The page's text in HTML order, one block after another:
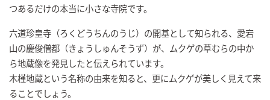
つあるだけの本当に小さな寺院です。
六道珍皇寺（ろくどうちんのうじ）の開基として知られる、愛宕
山の慶俊僧都（きょうしゅんそうず）が、ムクゲの草むらの中か
ら地蔵像を発見したと伝えられています。
木槿地蔵という名称の由来を知ると、更にムクゲが美しく見えて来
ることでしょう。